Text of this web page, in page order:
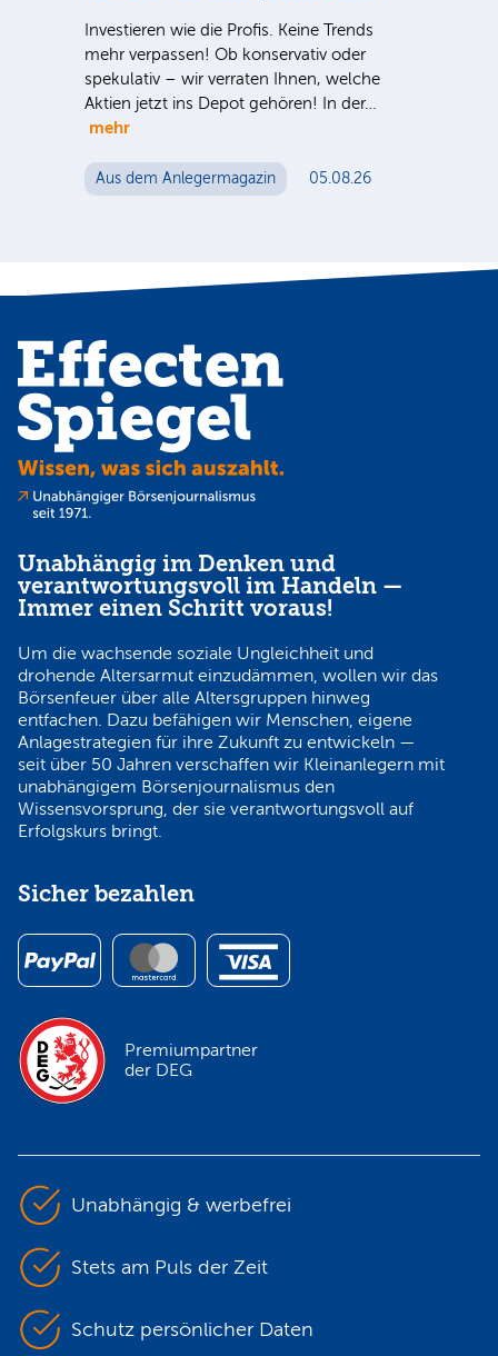
Investieren wie die Profis. Keine Trends
mehr verpassen! Ob konservativ oder
spekulativ – wir verraten Ihnen, welche
Aktien jetzt ins Depot gehören! In der…
mehr
Aus dem Anlegermagazin 05.08.26
Unabhängig im Denken und
verantwortungsvoll im Handeln —
Immer einen Schritt voraus!
Um die wachsende soziale Ungleichheit und
drohende Altersarmut einzudämmen, wollen wir das
Börsenfeuer über alle Altersgruppen hinweg
entfachen. Dazu befähigen wir Menschen, eigene
Anlagestrategien für ihre Zukunft zu entwickeln —
seit über 50 Jahren verschaffen wir Kleinanlegern mit
unabhängigem Börsenjournalismus den
Wissensvorsprung, der sie verantwortungsvoll auf
Erfolgskurs bringt.
Sicher bezahlen
Premiumpartner
der DEG
Unabhängig & werbefrei
Stets am Puls der Zeit
Schutz persönlicher Daten